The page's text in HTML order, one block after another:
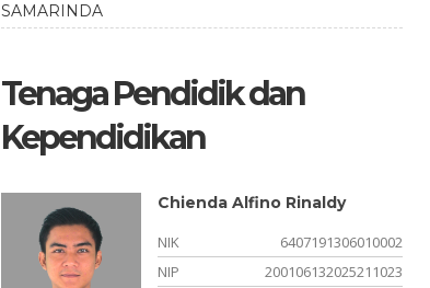
SAMARINDA
Tenaga Pendidik dan
Kependidikan
Chienda Alfino Rinaldy
NIK
6407191306010002
NIP
200106132025211023